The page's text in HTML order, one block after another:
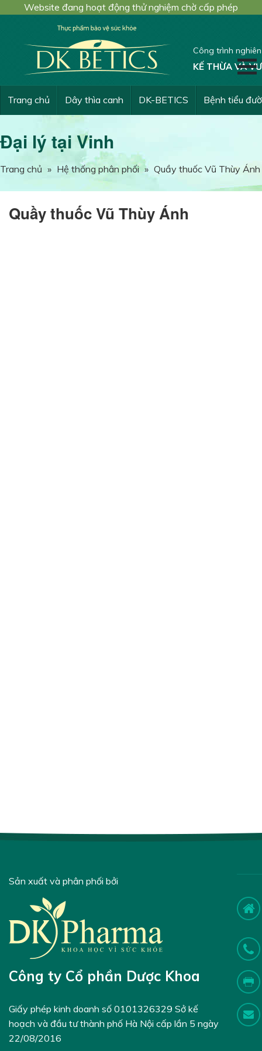
Website đang hoạt động thử nghiệm chờ cấp phép
Công trình
KẾ THỪA VÀ
Trang chủ Dây thìa canh DK-BETICS Bệnh tiểu
Đại lý tại Vinh
Trang chủ » Hệ thống phân phối » Quầy thuốc Vũ Thùy Ánh
Quầy thuốc Vũ Thùy Ánh
Sản xuất và phân phối bởi
Công ty Cổ phần Dược Khoa
Giấy phép kinh doanh số 0101326329 Sở kế
hoạch và đầu tư thành phố Hà Nội cấp lần 5 ngày
22/08/2016